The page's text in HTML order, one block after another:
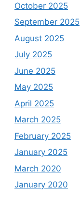
October 2025
September 2025
August 2025
July 2025
June 2025
May 2025
April 2025
March 2025
February 2025
January 2025
March 2020
January 2020